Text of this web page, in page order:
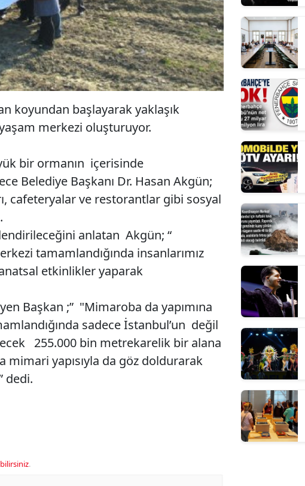
koyundan başlayarak yaklaşık
merkezi oluşturuyor.
bir ormanın içerisinde
Belediye Başkanı Dr. Hasan Akgün;
cafeteryalar ve restorantlar gibi sosyal
anlatan Akgün; “
tamamlandığında insanlarımız
etkinlikler yaparak
Başkan ;” "Mimaroba da yapımına
sadece İstanbul’un değil
255.000 bin metrekarelik bir alana
mimari yapısıyla da göz doldurarak
dedi.
.